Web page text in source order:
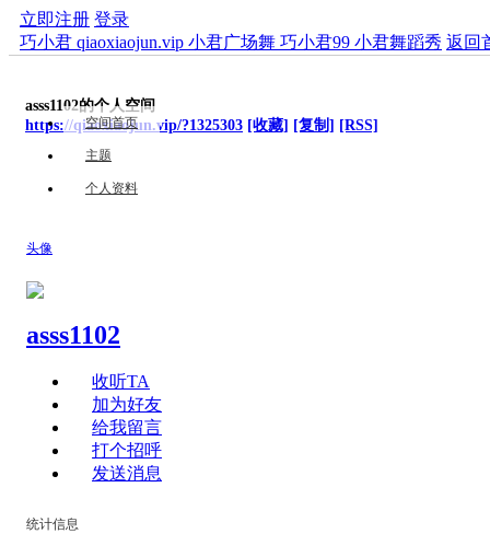
立即注册 登录
巧小君 qiaoxiaojun.vip 小君广场舞 巧小君99 小君舞蹈秀 返回
asss1102的个人空间
https://qiaoxiaojun.vip/?1325303 [收藏] [复制] [RSS]
空间首页
主题
个人资料
头像
asss1102
收听TA
加为好友
给我留言
打个招呼
发送消息
统计信息